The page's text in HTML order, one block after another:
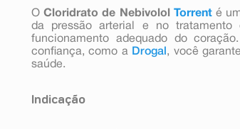
O Cloridrato de Nebivolol Torrent é
da pressão arterial e no tratamento
funcionamento adequado do
confiança, como a
Drogal , você
saúde.
Indicação